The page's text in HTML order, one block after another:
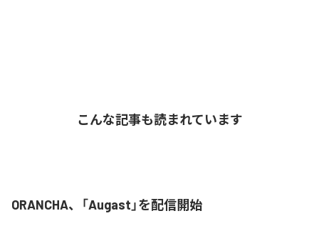
こんな記事も読まれています
ORANCHA、「Augast」を配信開始